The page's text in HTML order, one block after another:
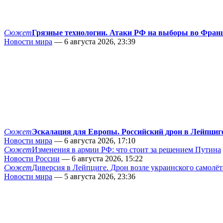
СюжетГрязные технологии. Атаки РФ на выборы во
Новости мира — 6 августа 2026, 23:39
СюжетЭскалация для Европы. Российский дрон в
Новости мира — 6 августа 2026, 17:10
СюжетИзменения в армии РФ: что стоит за решением Путина
Новости России — 6 августа 2026, 15:22
СюжетДиверсия в Лейпциге. Дрон возле украинского
Новости мира — 5 августа 2026, 23:36